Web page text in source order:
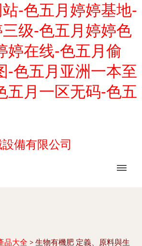
-色五月婷婷基地-
级-色五月婷婷色
婷在线-色五月偷
-色五月亚洲一本至
五月一区无码-色五
備有限公司
品大全 > 生物有機肥 定義、原料與生